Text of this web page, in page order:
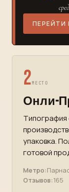
ПЕРЕЙТИ
2МЕСТО
Онли-
упаковка.
готовой
Метро:
Отзывов:165